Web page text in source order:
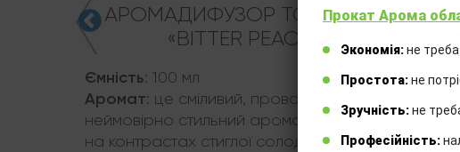
АРОМАДИФУЗОР TOM FORD
«BITTER PEACH»
Ємність: 100 мл
Аромат: це сміливий, провокаційний та
неймовірно стильний аромат, який грає
на контрастах стиглої солодкості та
та
Прокат Арома
Экономія:не треба
Простота:не
Зручність:не
Професійність: